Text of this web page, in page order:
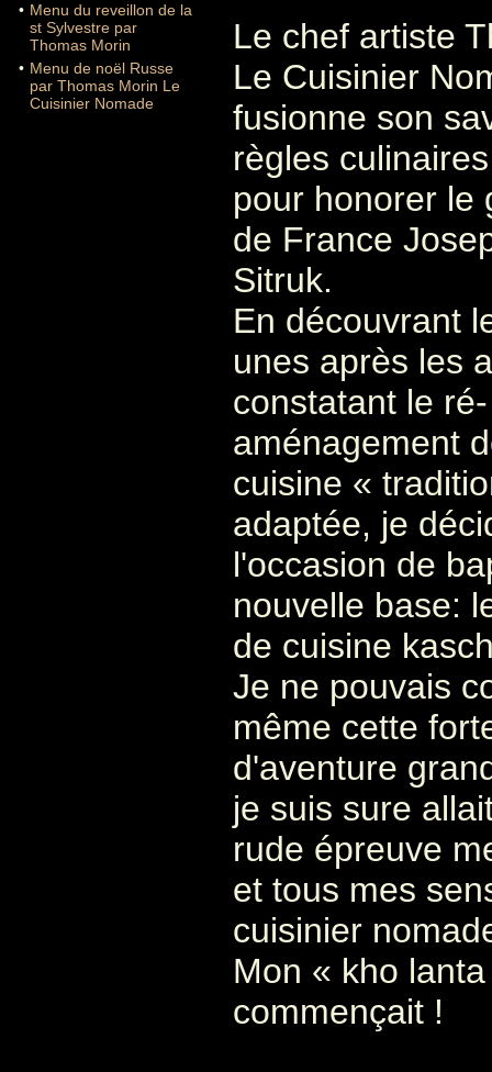
• Menu du reveillon de la
st Sylvestre par
Thomas Morin
• Menu de noël Russe
par Thomas Morin Le
Cuisinier Nomade
Le chef artiste
Le Cuisinier
fusionne son
règles
pour honorer le
de France
Sitruk.
En découvrant
unes après les
constatant le ré-
aménagement
cuisine «
adaptée, je
l'occasion de
nouvelle base:
de cuisine
Je ne pouvais
même cette
d'aventure
je suis sure
rude épreuve
et tous mes
cuisinier
Mon « kho
commençait !